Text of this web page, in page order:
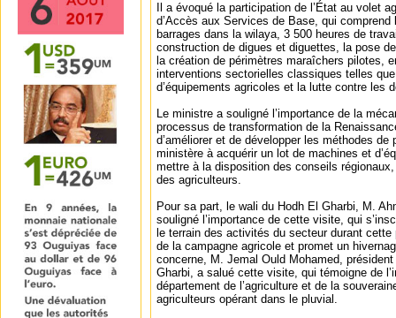
Il a évoqué la participation de l’État au volet
d’Accès aux Services de Base, qui
barrages dans la wilaya, 3 500 heures de
construction de digues et diguettes, la pose
la création de périmètres maraîchers pilotes,
interventions sectorielles classiques telles
d’équipements agricoles et la lutte contre les
Le ministre a souligné l’importance de la
processus de transformation de la
d’améliorer et de développer les méthodes
ministère à acquérir un lot de machines et
mettre à la disposition des conseils
des agriculteurs.
Pour sa part, le wali du Hodh El Gharbi, M.
souligné l’importance de cette visite, qui
le terrain des activités du secteur durant cette
de la campagne agricole et promet un
concerne, M. Jemal Ould Mohamed,
Gharbi, a salué cette visite, qui témoigne de
département de l’agriculture et de la
agriculteurs opérant dans le pluvial.